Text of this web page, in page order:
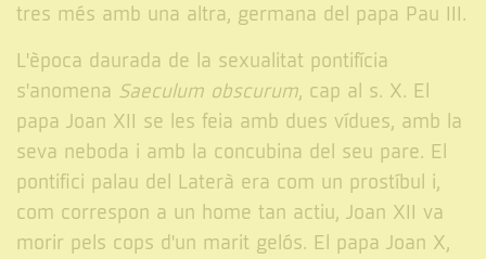
tres més amb una altra, germana del papa Pau III.
L'època daurada de la sexualitat pontifícia
s'anomena Saeculum obscurum, cap al s. X. El
papa Joan XII se les feia amb dues vídues, amb la
seva neboda i amb la concubina del seu pare. El
pontifici palau del Laterà era com un prostíbul i,
com correspon a un home tan actiu, Joan XII va
morir pels cops d'un marit gelós. El papa Joan X,